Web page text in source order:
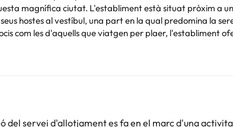
magnífica ciutat. L'establiment està situat pròxim a
hostes al vestíbul, una part en la qual predomina la
com les d'aquells que viatgen per plaer, l'establiment
elegantment decorades que ofereixen un ambient
servei d'allotjament es fa en el marc d'una